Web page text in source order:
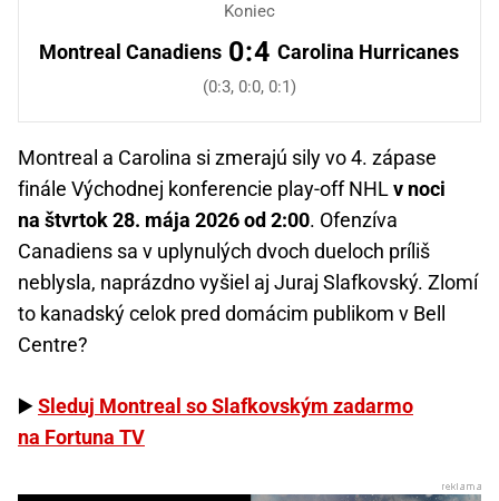
Koniec
Montreal Canadiens 0:4 Carolina Hurricanes
(0:3, 0:0, 0:1)
Montreal a Carolina si zmerajú sily vo 4. zápase
finále Východnej konferencie play-off NHLv noci
na štvrtok 28. mája 2026 od 2:00. Ofenzíva
Canadiens sa v uplynulých dvoch dueloch príliš
neblysla, naprázdno vyšiel aj Juraj Slafkovský. Zlomí
to kanadský celok pred domácim publikom v Bell
Centre?
▶️Sleduj Montreal so Slafkovským zadarmo
na Fortuna TV